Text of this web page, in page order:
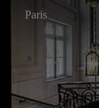
Paris